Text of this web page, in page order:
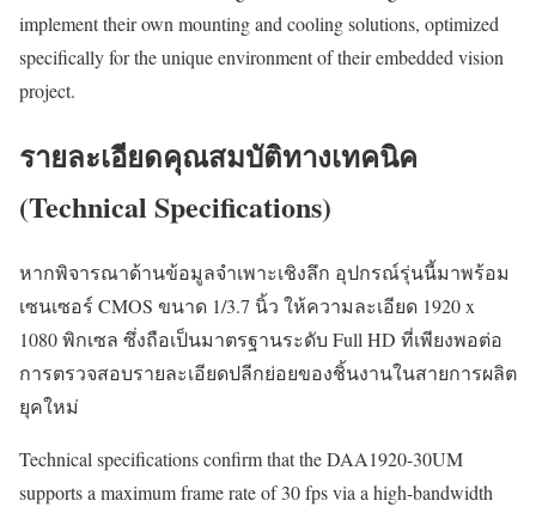
implement their own mounting and cooling solutions, optimized
specifically for the unique environment of their embedded vision
project.
รายละเอียดคุณสมบัติทางเทคนิค
(Technical Specifications)
หากพิจารณาด้านข้อมูลจำเพาะเชิงลึก อุปกรณ์รุ่นนี้มาพร้อม
เซนเซอร์ CMOS ขนาด 1/3.7 นิ้ว ให้ความละเอียด 1920 x
1080 พิกเซล ซึ่งถือเป็นมาตรฐานระดับ Full HD ที่เพียงพอต่อ
การตรวจสอบรายละเอียดปลีกย่อยของชิ้นงานในสายการผลิต
ยุคใหม่
Technical specifications confirm that the DAA1920-30UM
supports a maximum frame rate of 30 fps via a high-bandwidth